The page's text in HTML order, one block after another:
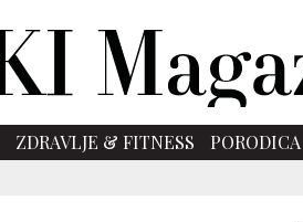
ZDRAVLJE & FITNESS PORODICA